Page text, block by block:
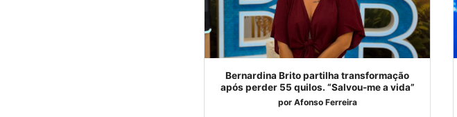
Bernardina Brito partilha transformação
após perder 55 quilos. “Salvou-me a vida”
por Afonso Ferreira